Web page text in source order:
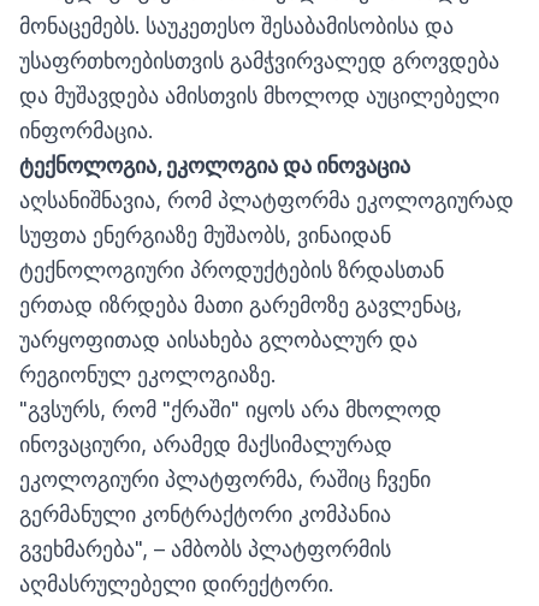
მონაცემებს. საუკეთესო შესაბამისობისა და
უსაფრთხოებისთვის გამჭვირვალედ გროვდება
და მუშავდება ამისთვის მხოლოდ აუცილებელი
ინფორმაცია.
ტექნოლოგია,ეკოლოგია და ინოვაცია
აღსანიშნავია, რომ პლატფორმა ეკოლოგიურად
სუფთა ენერგიაზე მუშაობს, ვინაიდან
ტექნოლოგიური პროდუქტების ზრდასთან
ერთად იზრდება მათი გარემოზე გავლენაც,
უარყოფითად აისახება გლობალურ და
რეგიონულ ეკოლოგიაზე.
"გვსურს, რომ "ქრაში" იყოს არა მხოლოდ
ინოვაციური, არამედ მაქსიმალურად
ეკოლოგიური პლატფორმა, რაშიც ჩვენი
გერმანული კონტრაქტორი კომპანია
გვეხმარება", – ამბობს პლატფორმის
აღმასრულებელი დირექტორი.